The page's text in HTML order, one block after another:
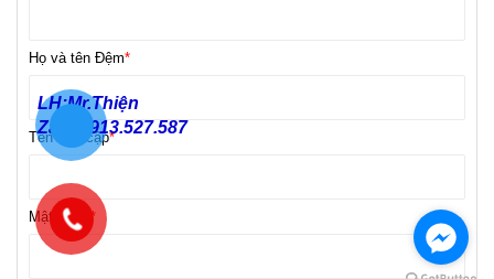
Họ và tên Đệm*
Tên truy cập*
Mật Khẩu *
LH:Mr.Thiện
Zalo:0913.527.587